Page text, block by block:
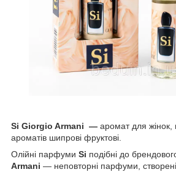
Si Giorgio Armani — аромат для жінок,
ароматів шипрові фруктові.
Олійні парфуми Si подібні до
Armani — неповторні парфуми,